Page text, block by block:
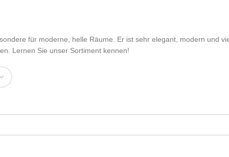
für moderne, helle Räume. Er ist sehr elegant, modern und
Lernen Sie unser Sortiment kennen!